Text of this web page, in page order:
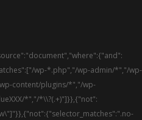
wp-*.php","/wp-admin/*","/wp-
content/plugins/*","/wp-
*","/*\\?(.+)"]}},{"not":